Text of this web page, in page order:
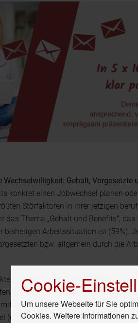
Wechselwilligkeit: Gehalt, Vorgesetzte
konkret einen Jobwechsel planen
Störfaktoren in ihrer jetzigen
das Thema „Gehalt und Benefits",
bisherigen Arbeitssituation ist (59%).
bzw. allgemein durch die
werden – wenn auch in anderer
bei einem neuen Arbeitgeber am
73% sogar noch leicht vor „Gehalt
(65%) das Verhalten der
Cookie-
Um unsere Webseite für Sie
Cookies. Weitere Informationen